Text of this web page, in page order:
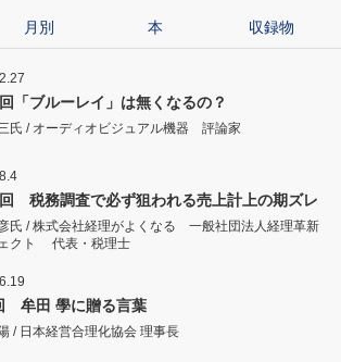
月別 本 収録物
「ブルーレイ」は無くなるの？
氏 / オーディオビジュアル機器 評論家
税務調査で必ず狙われる売上計上の期ズレ
氏 / 株式会社経理がよくなる 一般社団法人経理革新
クト 代表・税理士
牟田 學に贈る言葉
/ 日本経営合理化協会 理事長